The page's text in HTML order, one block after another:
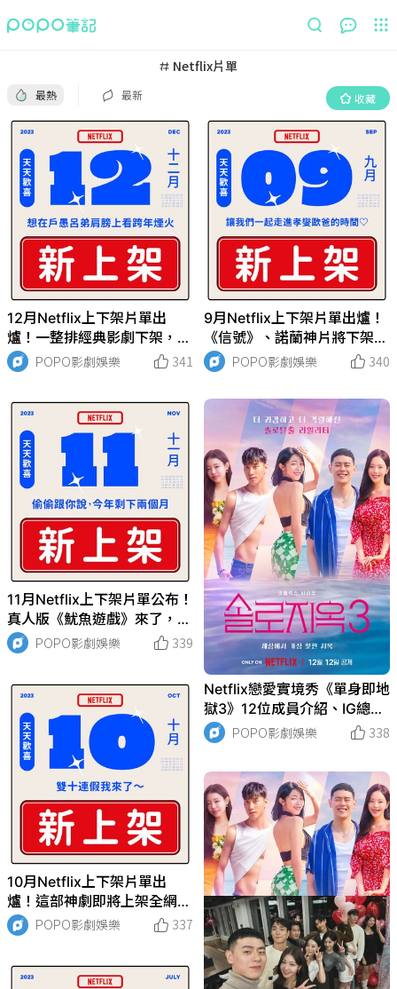
Netflix片單
最熱 最新 收藏
收藏
12月Netflix上下架片單出
爐！一整排經典影劇下架，還
沒看的趕緊看！
POPO影劇娛樂 341
9月Netflix上下架片單出爐！
《信號》、諾蘭神片將下架，
多部經典影集全掰了，網哀
號：太快了！
POPO影劇娛樂 340
11月Netflix上下架片單公布！
真人版《魷魚遊戲》來了，整
排經典影劇下架倒數！
POPO影劇娛樂 339
Netflix戀愛實境秀《單身即地
獄3》12位成員介紹、IG總整
理！全員高顏值，某成員撞臉
Jennie引熱議！
POPO影劇娛樂 338
10月Netflix上下架片單出
爐！這部神劇即將上架全網嗨
爆，多部經典影集全掰，要看
要快！
POPO影劇娛樂 337